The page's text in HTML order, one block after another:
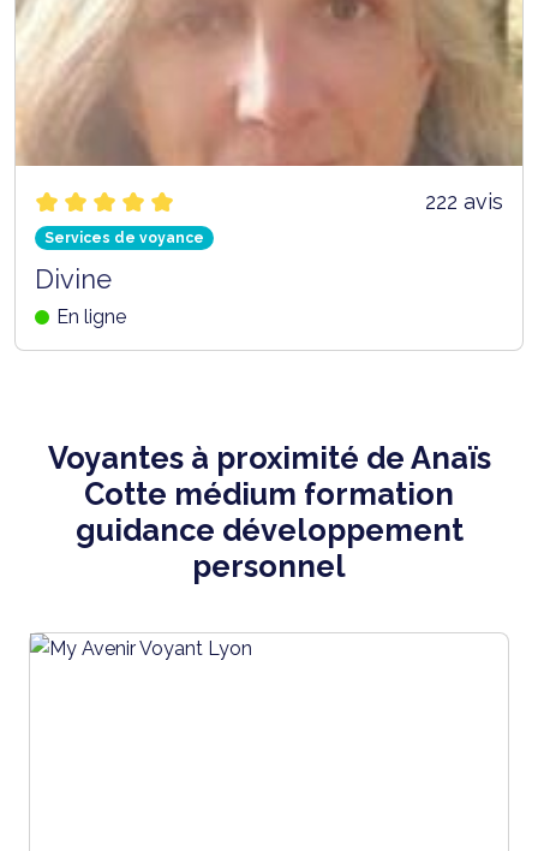
222 avis
Services de voyance
Divine
En ligne
Voyantes à proximité de Anaïs
Cotte médium formation
guidance développement
personnel